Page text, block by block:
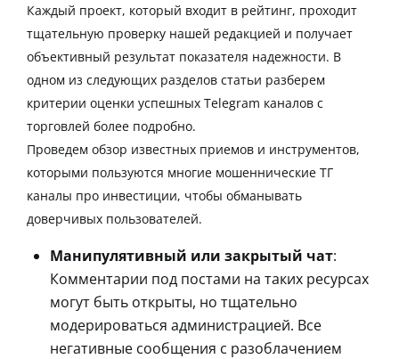
Каждый проект, который входит в рейтинг, проходит
тщательную проверку нашей редакцией и получает
объективный результат показателя надежности. В
одном из следующих разделов статьи разберем
критерии оценки успешных Telegram каналов с
торговлей более подробно.
Проведем обзор известных приемов и инструментов,
которыми пользуются многие мошеннические ТГ
каналы про инвестиции, чтобы обманывать
доверчивых пользователей.
Манипулятивный или закрытый чат:
Комментарии под постами на таких ресурсах
могут быть открыты, но тщательно
модерироваться администрацией. Все
негативные сообщения с разоблачением